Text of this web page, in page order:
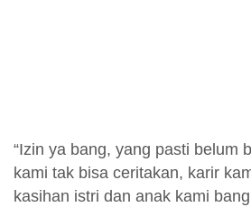
“Izin ya bang, yang pasti belum
kami tak bisa ceritakan, karir
kasihan istri dan anak kami